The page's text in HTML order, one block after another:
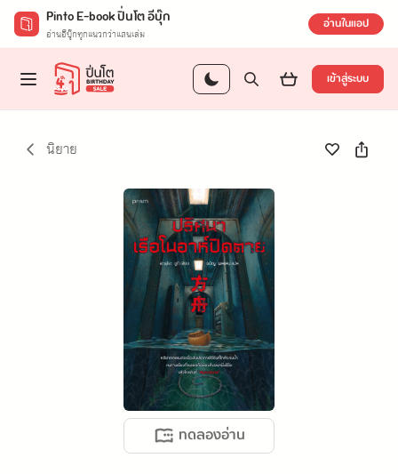
Pinto E-book ปิ่นโต อีบุ๊ก
อ่านอีบุ๊กทุกแนวกว่าแสนเล่ม อ่านในแอป
เข้าสู่ระบบ
นิยาย
ทดลองอ่าน